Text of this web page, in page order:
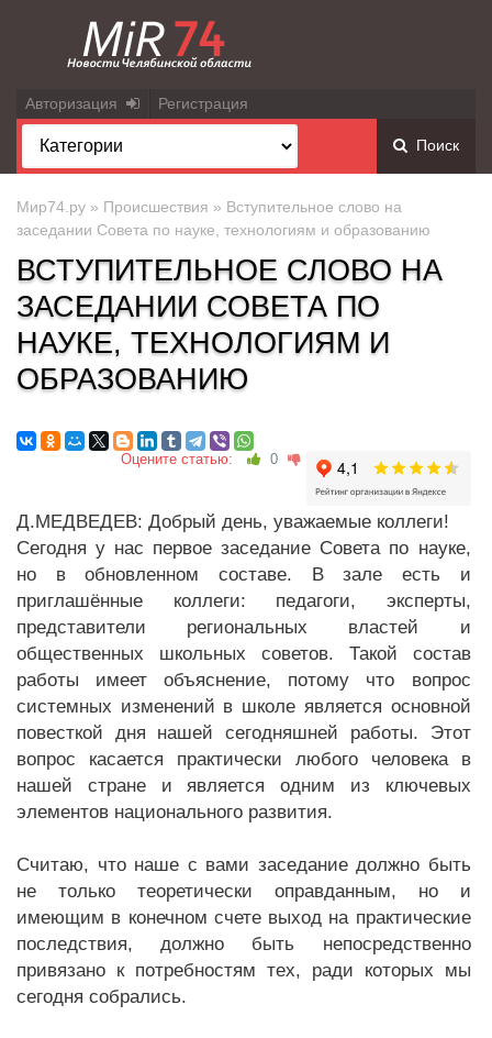
Авторизация Регистрация
Поиск
Мир74.ру » Происшествия » Вступительное слово на
заседании Совета по науке, технологиям и образованию
ВСТУПИТЕЛЬНОЕ СЛОВО НА
ЗАСЕДАНИИ СОВЕТА ПО
НАУКЕ, ТЕХНОЛОГИЯМ И
ОБРАЗОВАНИЮ
Оцените статью: 0
Д.МЕДВЕДЕВ: Добрый день, уважаемые коллеги!
Сегодня у нас первое заседание Совета по науке,
но в обновленном составе. В зале есть и
приглашённые коллеги: педагоги, эксперты,
представители региональных властей и
общественных школьных советов. Такой состав
работы имеет объяснение, потому что вопрос
системных изменений в школе является основной
повесткой дня нашей сегодняшней работы. Этот
вопрос касается практически любого человека в
нашей стране и является одним из ключевых
элементов национального развития.
Считаю, что наше с вами заседание должно быть
не только теоретически оправданным, но и
имеющим в конечном счете выход на практические
последствия, должно быть непосредственно
привязано к потребностям тех, ради которых мы
сегодня собрались.